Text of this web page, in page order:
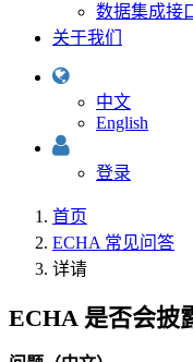
数据集成接
关于我们
中文
English
登录
首页
ECHA 常见问答
详请
ECHA 是否会披